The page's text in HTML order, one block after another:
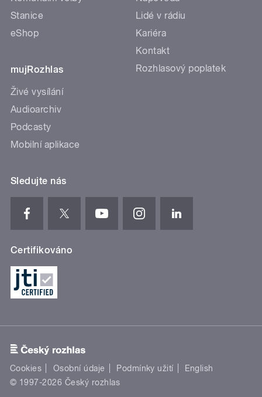
Stanice
eShop
mujRozhlas
Živé vysílání
Audioarchiv
Podcasty
Mobilní aplikace
Lidé v rádiu
Kariéra
Kontakt
Rozhlasový poplatek
Sledujte nás
Certifikováno
Cookies Osobní údaje Podmínky užití
English
© 1997-2026 Český rozhlas